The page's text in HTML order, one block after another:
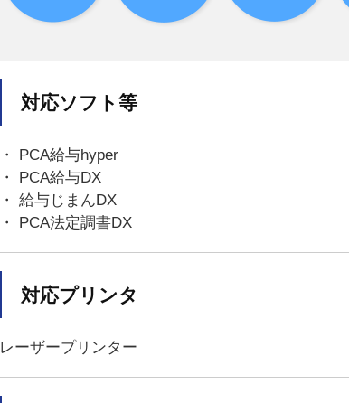
対応ソフト等
・ PCA給与hyper
・ PCA給与DX
・ 給与じまんDX
・ PCA法定調書DX
対応プリンタ
レーザープリンター